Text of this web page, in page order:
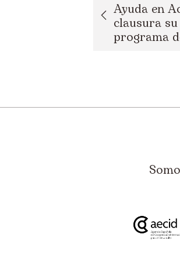
Ayuda en
clausura su
programa